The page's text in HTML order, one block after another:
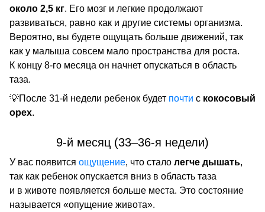
около 2,5 кг. Его мозг и легкие продолжают
развиваться, равно как и другие системы организма.
Вероятно, вы будете ощущать больше движений, так
как у малыша совсем мало пространства для роста.
К концу 8-го месяца он начнет опускаться в область
таза.
💡После 31-й недели ребенок будет почти с кокосовый
орех.
9-й месяц (33–36-я недели)
У вас появится ощущение, что стало легче дышать,
так как ребенок опускается вниз в область таза
и в животе появляется больше места. Это состояние
называется «опущение живота».